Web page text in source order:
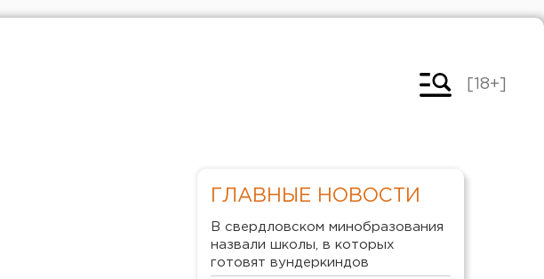
[18+]
ГЛАВНЫЕ НОВОСТИ
В свердловском минобразования
назвали школы, в которых
готовят вундеркиндов